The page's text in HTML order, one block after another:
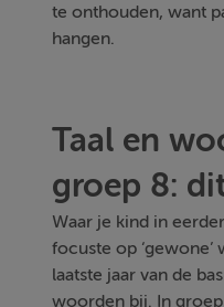
te onthouden, want
hangen.
Taal en
groep 8:
Waar je kind in
focuste op
laatste jaar van de
woorden bij. In